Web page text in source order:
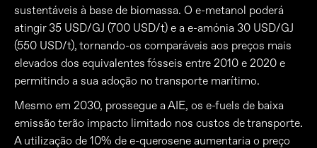
sustentáveis à base de biomassa. O e-metanol poderá
atingir 35 USD/GJ (700 USD/t) e a e-amónia 30 USD/GJ
(550 USD/t), tornando-os comparáveis aos preços mais
elevados dos equivalentes fósseis entre 2010 e 2020 e
permitindo a sua adoção no transporte marítimo.
Mesmo em 2030, prossegue a AIE, os e-fuels de baixa
emissão terão impacto limitado nos custos de transporte.
A utilização de 10% de e-querosene aumentaria o preço